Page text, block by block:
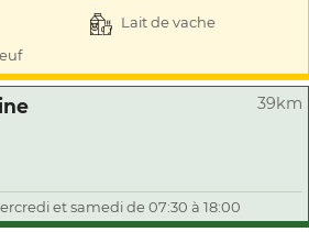
Lait de vache
39km
et samedi de 07:30 à 18:00